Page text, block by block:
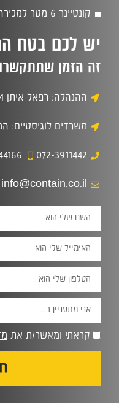
קונטיינר 6 מטר למכירה
יש לכם בטח
זה הזמן
ההנהלה: רפאל איתן 14 - פתח תקווה
משרדים לוגיסטיים: המסע
072-3911442
info@contain.co.il
קראתי ומאשר/ת את